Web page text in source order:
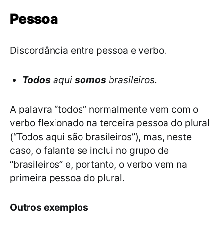
Pessoa
Discordância entre pessoa e verbo.
Todos aqui somos brasileiros.
A palavra “todos” normalmente vem com o
verbo flexionado na terceira pessoa do plural
(“Todos aqui são brasileiros”), mas, neste
caso, o falante se inclui no grupo de
“brasileiros” e, portanto, o verbo vem na
primeira pessoa do plural.
Outros exemplos